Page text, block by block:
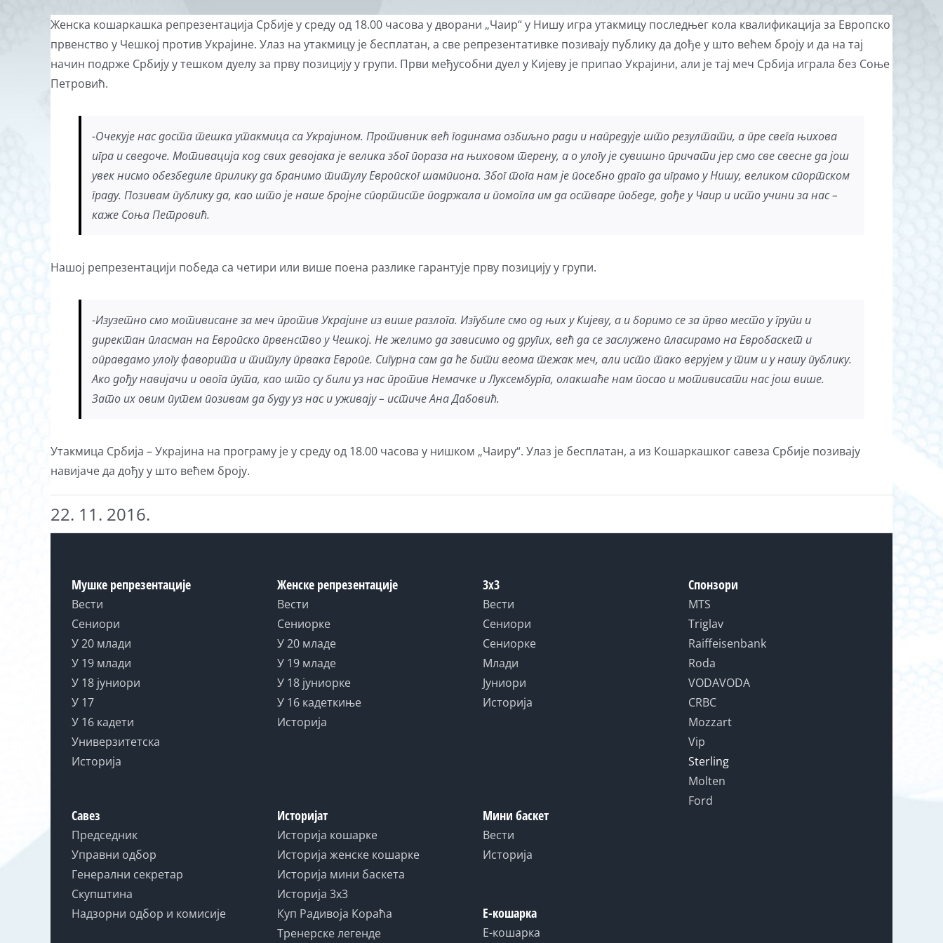
View
Larger
Image
Женска кошаркашка репрезентација Србије у среду од 18.00 часова у дворани „Чаир“ у Нишу игра утакмицу последњег кола квалификација за Европско
првенство у Чешкој против Украјине. Улаз на утакмицу је бесплатан, а све репрезентативке позивају публику да дође у што већем броју и да на тај
начин подрже Србију у тешком дуелу за прву позицију у групи. Први међусобни дуел у Кијеву је припао Украјини, али је тај меч Србија играла без Соње
Петровић.
-Очекује нас доста тешка утакмица са Украјином. Противник већ годинама озбиљно ради и напредује што резултати, а пре свега њихова
игра и сведочe. Мотивација код свих девојака је велика због пораза на њиховом терену, а о улогу је сувишно причати јер смо све свесне да још
увек нисмо обезбедиле прилику да бранимо титулу Европског шампиона. Због тога нам је посебно драго да играмо у Нишу, великом спортском
граду. Позивам публику да, као што је наше бројне спортисте подржала и помогла им да остваре победе, дође у Чаир и исто учини за нас –
каже Соња Петровић.
Нашој репрезентацији победа са четири или више поена разлике гарантује прву позицију у групи.
-Изузетно смо мотивисане за меч против Украјине из више разлога. Изгубиле смо од њих у Кијеву, а и боримо се за прво место у групи и
директан пласман на Европско првенство у Чешкој. Не желимо да зависимо од других, већ да се заслужено пласирамо на Евробаскет и
оправдамо улогу фаворита и титулу првака Европе. Сигурна сам да ће бити веома тежак меч, али исто тако верујем у тим и у нашу публику.
Ако дођу навијачи и овога пута, као што су били уз нас против Немачке и Луксембурга, олакшаће нам посао и мотивисати нас још више.
Зато их овим путем позивам да буду уз нас и уживају – истиче Ана Дабовић.
Утакмица Србија – Украјина на програму је у среду од 18.00 часова у нишком „Чаиру“. Улаз је бесплатан, а из Кошаркашког савеза Србије позивају
навијаче да дођу у што већем броју.
22. 11. 2016.
Мушке репрезентације
Вести
Сениори
У 20 млади
У 19 млади
У 18 јуниори
У 17
У 16 кадети
Универзитетска
Историја
Савез
Председник
Управни одбор
Генерални секретар
Скупштина
Надзорни одбор и комисије
Женске репрезентације
Вести
Сениорке
У 20 младе
У 19 младе
У 18 јуниорке
У 16 кадеткиње
Историја
Историјат
Историја кошарке
Историја женске кошарке
Историја мини баскета
Историја 3x3
Куп Радивоја Кораћа
Тренерске легенде
3x3
Вести
Сениори
Сениорке
Млади
Јуниори
Историја
Мини баскет
Вести
Историја
Е-кошарка
Е-кошарка
Спонзори
MTS
Triglav
Raiffeisenbank
Roda
VODAVODA
CRBC
Mozzart
Vip
Sterling
Molten
Ford